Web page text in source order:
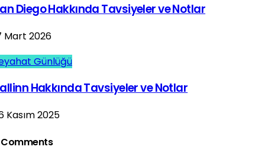
Diego Hakkında Tavsiyeler ve Notlar
Mart 2026
Günlüğü
Hakkında Tavsiyeler ve Notlar
Kasım 2025